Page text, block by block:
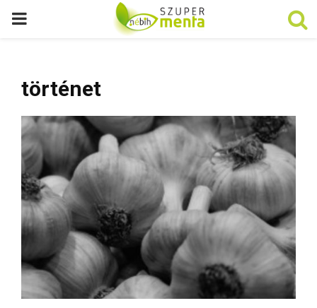
P
M
A
történet